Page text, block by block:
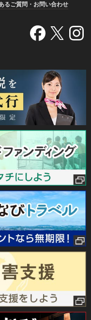
るご質問・お問い合わせ